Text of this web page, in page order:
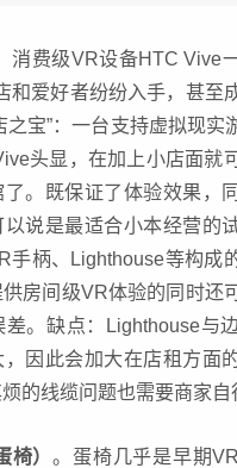
消费级VR设备HTC Vive
和爱好者纷纷入手，甚至
之宝”：一台支持虚拟现实
头显，在加上小店面就
。既保证了体验效果，
以说是最适合小本经营的
手柄、Lighthouse等构成
房间级VR体验的同时还
差。缺点：Lighthouse与
，因此会加大在店租方面
的线缆问题也需要商家自
椅）。蛋椅几乎是早期